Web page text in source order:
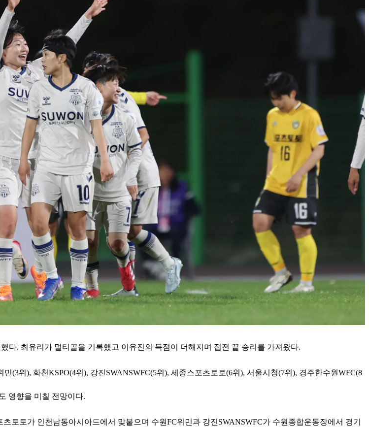
다. 최유리가 멀티골을 기록했고 이유진의 득점이 더해지며 접전 끝 승리를 가져왔다.
(3위), 화천KSPO(4위), 강진SWANSWFC(5위), 세종스포츠토토(6위), 서울시청(7위), 경주한수원WFC(8
영향을 미칠 전망이다.
토토가 인천남동아시아드에서 맞붙으며 수원FC위민과 강진SWANSWFC가 수원종합운동장에서 경기